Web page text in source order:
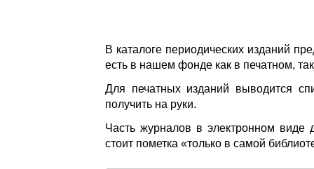
В каталоге периодических изданий
есть в нашем фонде как в печатном,
Для печатных изданий выводится
получить на руки.
Часть журналов в электронном виде
стоит пометка «только в самой